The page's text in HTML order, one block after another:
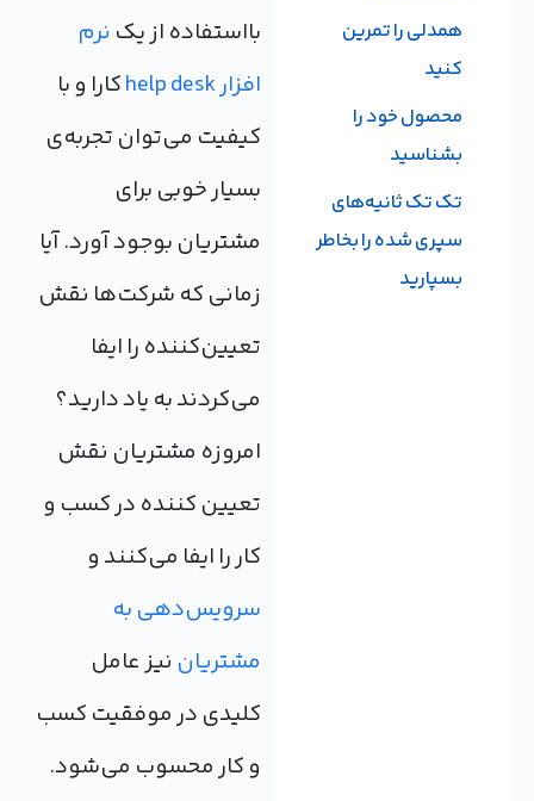
بااستفاده از یک نرم
افزار help desk
کارا و با
کیفیت می‌توان تجربه‌ی
بسیار خوبی برای
مشتریان بوجود آورد. آیا
زمانی که شرکت‌ها نقش
تعیین‌کننده را ایفا
می‌کردند به یاد دارید؟
امروزه مشتریان نقش
تعیین کننده در کسب و
کار را ایفا می‌کنند و
سرویس‌دهی به
مشتریان نیز عامل
کلیدی در موفقیت کسب
و کار محسوب می‌شود.
همدلی را تمرین
کنید
محصول خود را
بشناسید
تک تک ثانیه‌های
سپری شده را بخاطر
بسپارید